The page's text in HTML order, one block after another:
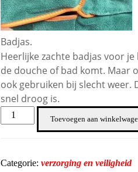
Badjas.
Heerlijke zachte badjas voor
de douche of bad komt. Maar
ook gebruiken bij slecht weer.
snel droog is.
Badjas
maat
Toevoegen aan
Categorie:verzorging en veiligheid